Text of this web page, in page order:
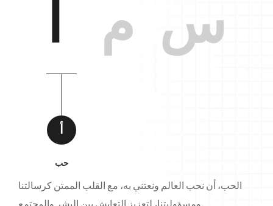
أ
أ
حب
م س
الحب، أن نحب العالم ونعتني به، مع القلب الممتن كرسالتنا